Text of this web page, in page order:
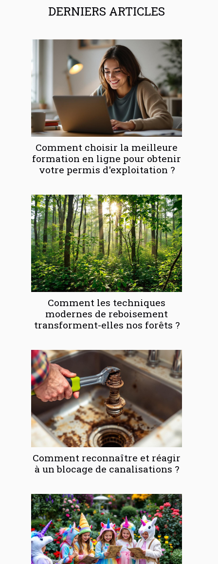
DERNIERS ARTICLES
Comment choisir la meilleure
formation en ligne pour obtenir
votre permis d'exploitation ?
Comment les techniques
modernes de reboisement
transforment-elles nos forêts ?
Comment reconnaître et réagir
à un blocage de canalisations ?